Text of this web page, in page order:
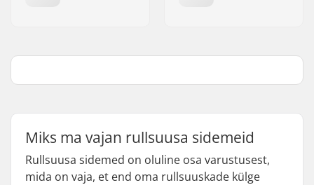
Miks ma vajan rullsuusa sidemeid
Rullsuusa sidemed on oluline osa varustusest,
mida on vaja, et end oma rullsuuskade külge